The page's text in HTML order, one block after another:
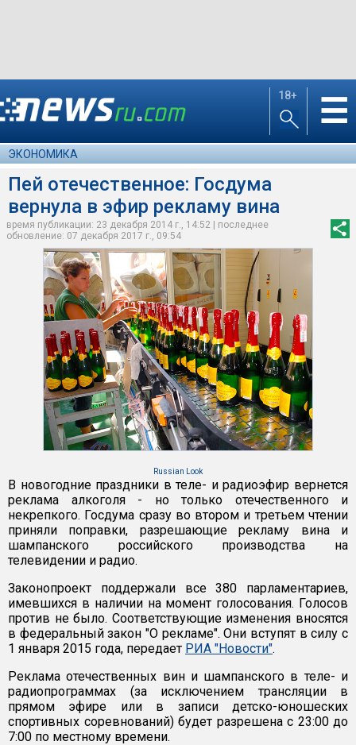
18+ ☰
ЭКОНОМИКА
Пей отечественное: Госдума
вернула в эфир рекламу вина
время публикации: 23 декабря 2014 г., 14:52 | последнее
обновление: 07 декабря 2017 г., 09:54
Russian Look
В новогодние праздники в теле- и радиоэфир вернется
реклама алкоголя - но только отечественного и
некрепкого. Госдума сразу во втором и третьем чтении
приняли поправки, разрешающие рекламу вина и
шампанского российского производства на
телевидении и радио.
Законопроект поддержали все 380 парламентариев,
имевшихся в наличии на момент голосования. Голосов
против не было. Соответствующие изменения вносятся
в федеральный закон "О рекламе". Они вступят в силу с
1 января 2015 года, передает РИА "Новости".
Реклама отечественных вин и шампанского в теле- и
радиопрограммах (за исключением трансляции в
прямом эфире или в записи детско-юношеских
спортивных соревнований) будет разрешена с 23:00 до
7:00 по местному времени.